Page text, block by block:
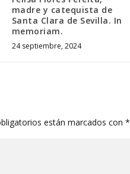
madre y catequista de
Santa Clara de Sevilla. In
memoriam.
24 septiembre, 2024
están marcados con*